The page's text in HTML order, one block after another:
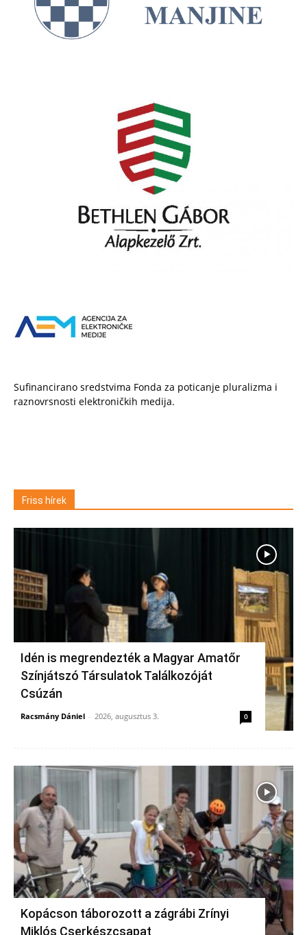
Sufinancirano sredstvima Fonda za poticanje pluralizma i
raznovrsnosti elektroničkih medija.
Friss hírek
Idén is megrendezték a Magyar Amatőr
Színjátszó Társulatok Találkozóját
Csúzán
Racsmány Dániel - 2026, augusztus 3. 0
Kopácson táborozott a zágrábi Zrínyi
Miklós Cserkészcsapat